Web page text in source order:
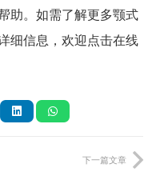
助。如需了解更多颚式
细信息，欢迎点击在线
下一篇文章